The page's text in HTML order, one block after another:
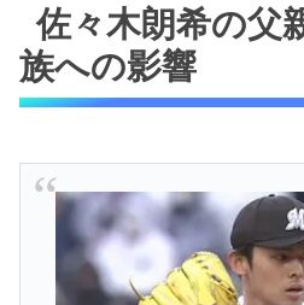
佐々木朗希の父
族への影響